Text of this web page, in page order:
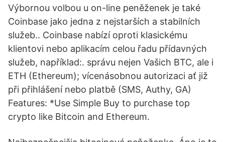
Výbornou volbou u on-line peněženek je také
Coinbase jako jedna z nejstarších a stabilních
služeb.. Coinbase nabízí oproti klasickému
klientovi nebo aplikacím celou řadu přídavných
služeb, například:. správu nejen Vašich BTC, ale i
ETH (Ethereum); vícenásobnou autorizaci ať již
při přihlášení nebo platbě (SMS, Authy, GA)
Features: *Use Simple Buy to purchase top
crypto like Bitcoin and Ethereum.